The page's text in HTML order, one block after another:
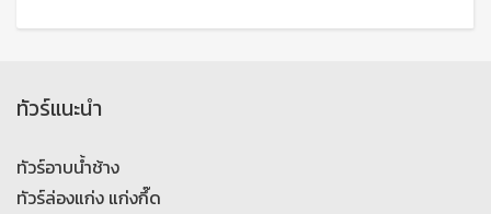
ทัวร์แนะนำ
ทัวร์อาบน้ำช้าง
ทัวร์ล่องแก่ง แก่งกึ๊ด